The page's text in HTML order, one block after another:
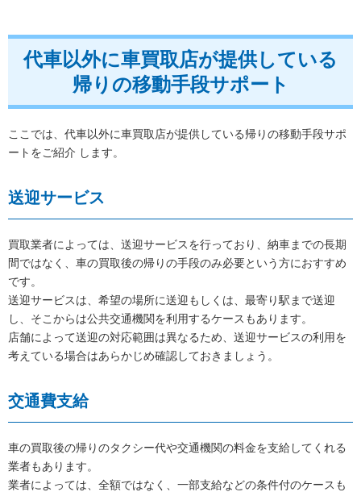
代車以外に車買取店が提供している
帰りの移動手段サポート
ここでは、代車以外に車買取店が提供している帰りの移動手段サポ
ートをご紹介 します。
送迎サービス
買取業者によっては、送迎サービスを行っており、納車までの長期
間ではなく、車の買取後の帰りの手段のみ必要という方におすすめ
です。
送迎サービスは、希望の場所に送迎もしくは、最寄り駅まで送迎
し、そこからは公共交通機関を利用するケースもあります。
店舗によって送迎の対応範囲は異なるため、送迎サービスの利用を
考えている場合はあらかじめ確認しておきましょう。
交通費支給
車の買取後の帰りのタクシー代や交通機関の料金を支給してくれる
業者もあります。
業者によっては、全額ではなく、一部支給などの条件付のケースも